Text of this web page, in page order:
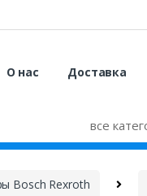
О нас Доставка
Bosch Rexroth